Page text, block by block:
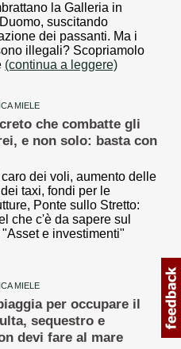
la Galleria in
suscitando
dei passanti. Ma i
illegali? Scopriamolo
(continua a leggere)
MIELE
che combatte gli
e non solo: basta con
caro dei voli, aumento delle
dei taxi, fondi per le
Ponte sullo Stretto:
che c'è da sapere sul
e investimenti"
MIELE
per occupare il
sequestro e
devi fare al mare